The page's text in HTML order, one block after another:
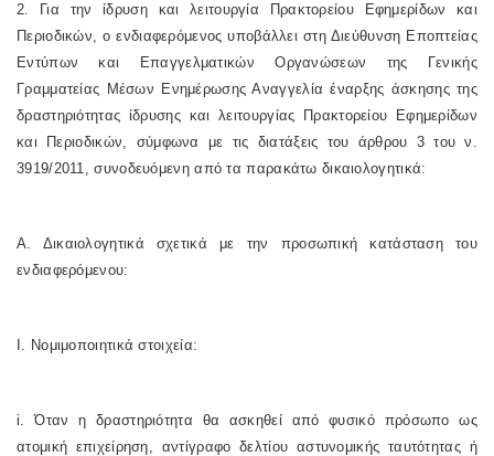
2. Για την ίδρυση και λειτουργία Πρακτορείου Εφημερίδων και
Περιοδικών, ο ενδιαφερόμενος υποβάλλει στη Διεύθυνση Εποπτείας
Εντύπων και Επαγγελματικών Οργανώσεων της Γενικής
Γραμματείας Μέσων Ενημέρωσης Αναγγελία έναρξης άσκησης της
δραστηριότητας ίδρυσης και λειτουργίας Πρακτορείου Εφημερίδων
και Περιοδικών, σύμφωνα με τις διατάξεις του άρθρου 3 του ν.
3919/2011, συνοδευόμενη από τα παρακάτω δικαιολογητικά:
Α. Δικαιολογητικά σχετικά με την προσωπική κατάσταση του
ενδιαφερόμενου:
Ι. Νομιμοποιητικά στοιχεία:
i. Όταν η δραστηριότητα θα ασκηθεί από φυσικό πρόσωπο ως
ατομική επιχείρηση, αντίγραφο δελτίου αστυνομικής ταυτότητας ή